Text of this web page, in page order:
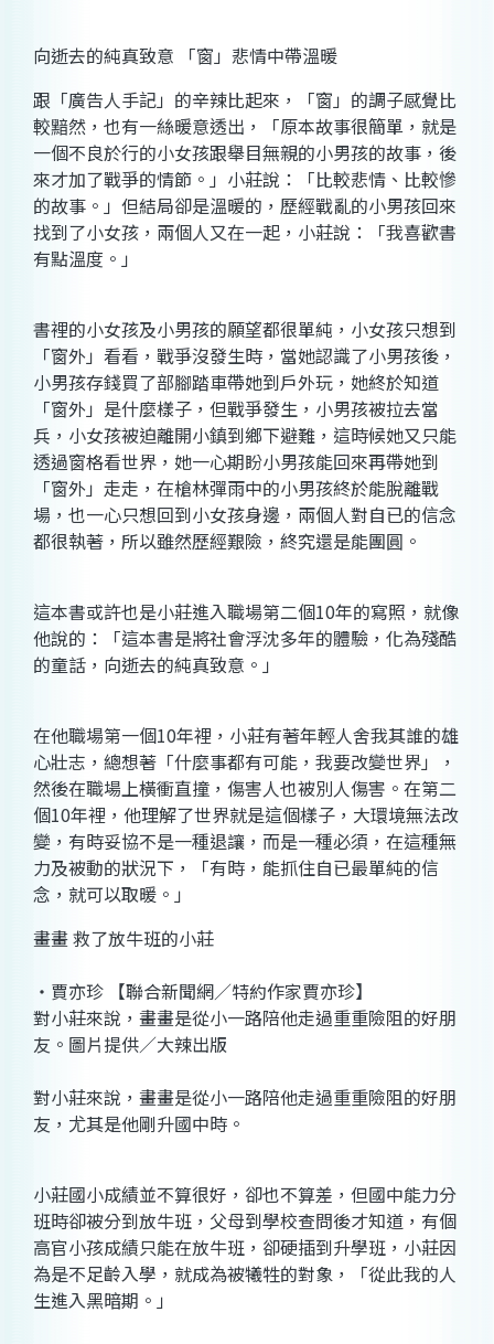
向逝去的純真致意 「窗」悲情中帶溫暖
跟「廣告人手記」的辛辣比起來，「窗」的調子感覺比
較黯然，也有一絲暖意透出，「原本故事很簡單，就是
一個不良於行的小女孩跟舉目無親的小男孩的故事，後
來才加了戰爭的情節。」小莊說：「比較悲情、比較慘
的故事。」但結局卻是溫暖的，歷經戰亂的小男孩回來
找到了小女孩，兩個人又在一起，小莊說：「我喜歡書
有點溫度。」
書裡的小女孩及小男孩的願望都很單純，小女孩只想到
「窗外」看看，戰爭沒發生時，當她認識了小男孩後，
小男孩存錢買了部腳踏車帶她到戶外玩，她終於知道
「窗外」是什麼樣子，但戰爭發生，小男孩被拉去當
兵，小女孩被迫離開小鎮到鄉下避難，這時候她又只能
透過窗格看世界，她一心期盼小男孩能回來再帶她到
「窗外」走走，在槍林彈雨中的小男孩終於能脫離戰
場，也一心只想回到小女孩身邊，兩個人對自已的信念
都很執著，所以雖然歷經艱險，終究還是能團圓。
這本書或許也是小莊進入職場第二個10年的寫照，就像
他說的：「這本書是將社會浮沈多年的體驗，化為殘酷
的童話，向逝去的純真致意。」
在他職場第一個10年裡，小莊有著年輕人舍我其誰的雄
心壯志，總想著「什麼事都有可能，我要改變世界」，
然後在職場上橫衝直撞，傷害人也被別人傷害。在第二
個10年裡，他理解了世界就是這個樣子，大環境無法改
變，有時妥協不是一種退讓，而是一種必須，在這種無
力及被動的狀況下，「有時，能抓住自已最單純的信
念，就可以取暖。」
畫畫 救了放牛班的小莊
‧賈亦珍 【聯合新聞網／特約作家賈亦珍】
對小莊來說，畫畫是從小一路陪他走過重重險阻的好朋
友。圖片提供／大辣出版
對小莊來說，畫畫是從小一路陪他走過重重險阻的好朋
友，尤其是他剛升國中時。
小莊國小成績並不算很好，卻也不算差，但國中能力分
班時卻被分到放牛班，父母到學校查問後才知道，有個
高官小孩成績只能在放牛班，卻硬插到升學班，小莊因
為是不足齡入學，就成為被犧牲的對象，「從此我的人
生進入黑暗期。」